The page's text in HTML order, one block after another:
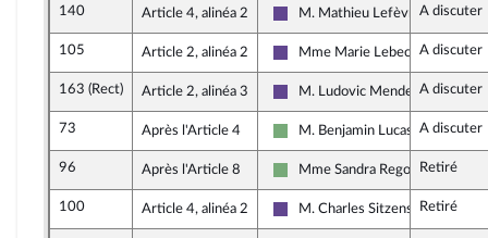
140 Article 4, alinéa 2
Renaissance
M. Mathieu LefèvreA discuter
105 Article 2, alinéa 2
Renaissance
Mme Marie Lebec A discuter
163 (Rect) Article 2, alinéa 3
Renaissance
M. Ludovic Mendes A discuter
73 Après l'Article 4
Écologiste - NUPES
M. Benjamin Lucas-Lundy
A discuter
96 Après l'Article 8
Écologiste - NUPES
Mme Sandra Regol Retiré
100 Article 4, alinéa 2
Renaissance
M. Charles SitzenstuhlRetiré